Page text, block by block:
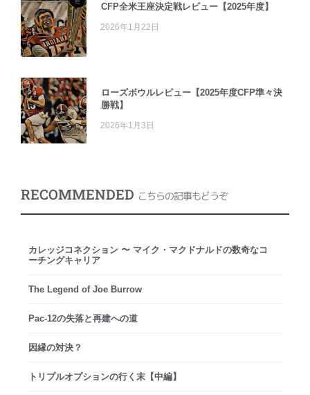
CFP全米王座決定戦レビュー【2025年度】
2026年1月22日
ローズボウルレビュー【2025年度CFP準々決
勝戦】
2026年1月3日
RECOMMENDED こちらの記事もどうぞ
カレッジコネクション 〜 マイク・マクドナルドの数奇なコ
ーチングキャリア
The Legend of Joe Burrow
Pac-12の失落と再建への道
因縁の対決？
トリプルオプションの行く末【中編】